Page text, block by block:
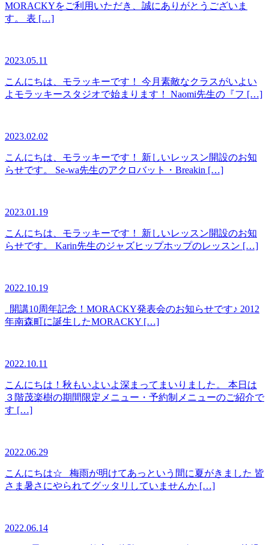
MORACKYをご利用いただき、誠にありがとうございま
す。 表 […]
2023.05.11
こんにちは、モラッキーです！ 今月素敵なクラスがいよい
よモラッキースタジオで始まります！ Naomi先生の『フ […]
2023.02.02
こんにちは、モラッキーです！ 新しいレッスン開設のお知
らせです。 Se-wa先生のアクロバット・Breakin […]
2023.01.19
こんにちは、モラッキーです！ 新しいレッスン開設のお知
らせです。 Karin先生のジャズヒップホップのレッスン […]
2022.10.19
開講10周年記念！MORACKY発表会のお知らせです♪ 2012
年南森町に誕生したMORACKY […]
2022.10.11
こんにちは！秋もいよいよ深まってまいりました。 本日は
３階茂楽樹の期間限定メニュー・予約制メニューのご紹介で
す […]
2022.06.29
こんにちは☆ 梅雨が明けてあっという間に夏がきました 皆
さま暑さにやられてグッタリしていませんか […]
2022.06.14